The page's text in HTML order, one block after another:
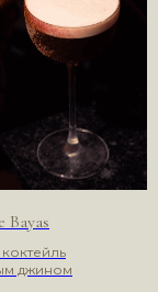
Bayas
джином